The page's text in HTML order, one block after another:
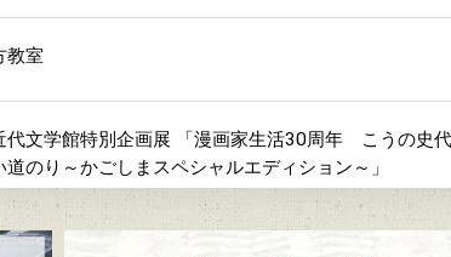
教室
代文学館特別企画展 「漫画家生活30周年 こうの史
道のり～かごしまスペシャルエディション～」
ふるさとの昔ばなし」